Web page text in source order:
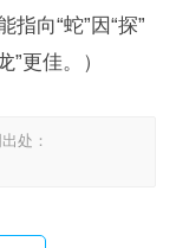
指向“蛇”因“探”
更佳。）
处：